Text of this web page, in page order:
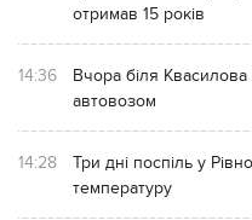
отримав 15 років
14:36
Вчора біля
автовозом
14:28
Три дні поспіль у
температуру